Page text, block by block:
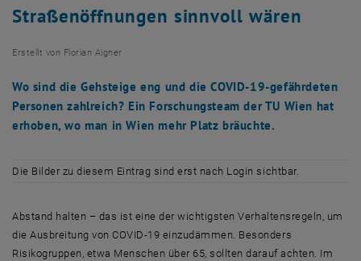
Straßenöffnungen sinnvoll wären
Erstellt von Florian Aigner
Wo sind die Gehsteige eng und die COVID-19-gefährdeten
Personen zahlreich? Ein Forschungsteam der TU Wien hat
erhoben, wo man in Wien mehr Platz bräuchte.
Die Bilder zu diesem Eintrag sind erst nach Login sichtbar.
Abstand halten – das ist eine der wichtigsten Verhaltensregeln, um
die Ausbreitung von COVID-19 einzudämmen. Besonders
Risikogruppen, etwa Menschen über 65, sollten darauf achten. Im